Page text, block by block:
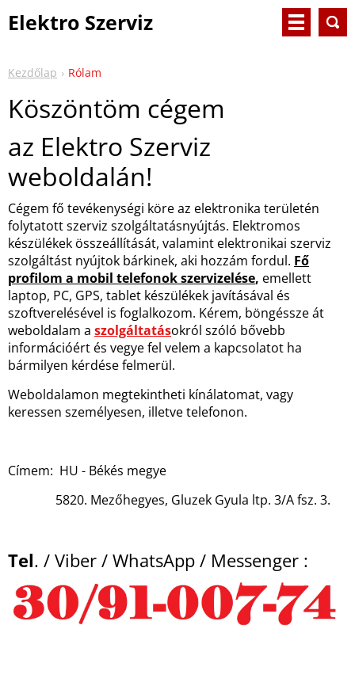
Elektro Szerviz
Kezdőlap Rólam
Köszöntöm cégem
az Elektro Szerviz
weboldalán!
Cégem fő tevékenységi köre az elektronika területén
folytatott szerviz szolgáltatásnyújtás. Elektromos
készülékek összeállítását, valamint elektronikai szerviz
szolgáltást nyújtok bárkinek, aki hozzám fordul. Fő
profilom a mobil telefonok szervizelése, emellett
laptop, PC, GPS, tablet készülékek javításával és
szoftverelésével is foglalkozom. Kérem, böngéssze át
weboldalam a szolgáltatásokról szóló bővebb
információért és vegye fel velem a kapcsolatot ha
bármilyen kérdése felmerül.
Weboldalamon megtekintheti kínálatomat, vagy
keressen személyesen, illetve telefonon.
Címem: HU - Békés megye
5820. Mezőhegyes, Gluzek Gyula ltp. 3/A fsz. 3.
Tel. / Viber / WhatsApp / Messenger :